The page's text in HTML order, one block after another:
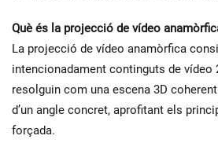
Què és la projecció de vídeo
La projecció de vídeo anamòrfica
intencionadament continguts de vídeo
resolguin com una escena 3D
d’un angle concret, aprofitant els
forçada.